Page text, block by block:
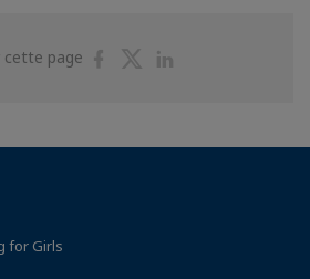
cette page
PartagerPartager
for Girls